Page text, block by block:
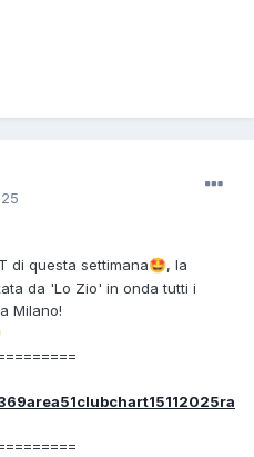
di questa settimana🤩, la
da 'Lo Zio' in onda tutti i
Milano!